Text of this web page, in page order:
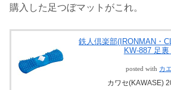
購入した足つぼマットがこれ。
鉄人倶楽部(IRONMAN・
KW-887 足
posted with カ
カワセ(KAWASE)